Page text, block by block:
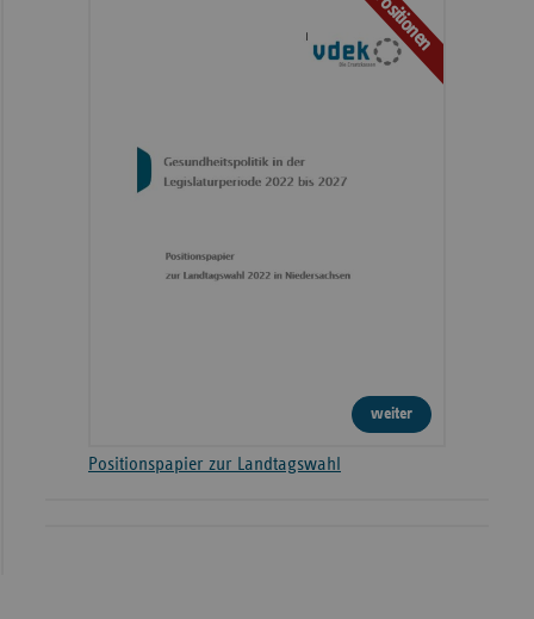
Positionen
weiter
Positionspapier zur Landtagswahl